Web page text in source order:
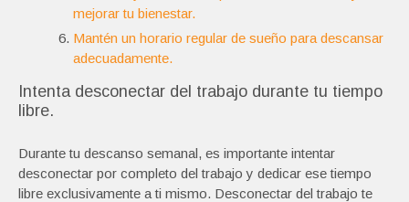
mejorar tu bienestar.
Mantén un horario regular de sueño para descansar
adecuadamente.
Intenta desconectar del trabajo durante tu tiempo
libre.
Durante tu descanso semanal, es importante intentar
desconectar por completo del trabajo y dedicar ese tiempo
libre exclusivamente a ti mismo. Desconectar del trabajo te